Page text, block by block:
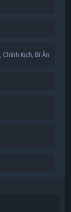
, Chính Kịch, Bí Ẩn